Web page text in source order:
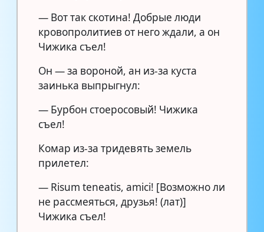
— Вот так скотина! Добрые люди
кровопролитиев от него ждали, а он
Чижика съел!
Он — за вороной, ан из-за куста
заинька выпрыгнул:
— Бурбон стоеросовый! Чижика
съел!
Комар из-за тридевять земель
прилетел:
— Risum teneatis, amici! [Возможно ли
не рассмеяться, друзья! (лат)]
Чижика съел!